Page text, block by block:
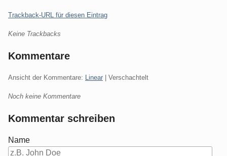
Trackback-URL für diesen Eintrag
Keine Trackbacks
Kommentare
Ansicht der Kommentare: Linear | Verschachtelt
Noch keine Kommentare
Kommentar schreiben
Name